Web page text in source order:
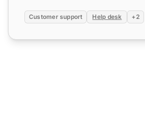
Customer support Help desk +2